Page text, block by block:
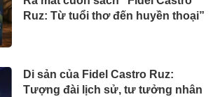
Ruz: Từ tuổi thơ đến huyền thoại”
Di sản của Fidel Castro Ruz:
Tượng đài lịch sử, tư tưởng nhân